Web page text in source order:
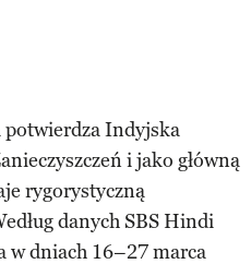
potwierdza Indyjska
i jako główną
rygorystyczną
danych SBS Hindi
w dniach 16–27 marca